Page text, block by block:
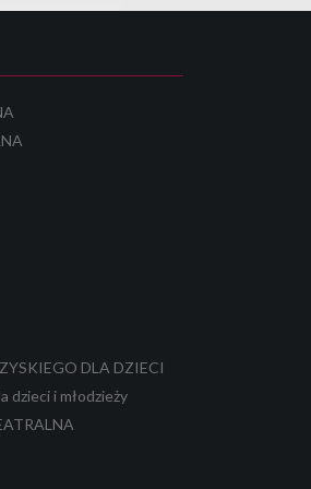
DLA DZIECI
dzieci i młodzieży